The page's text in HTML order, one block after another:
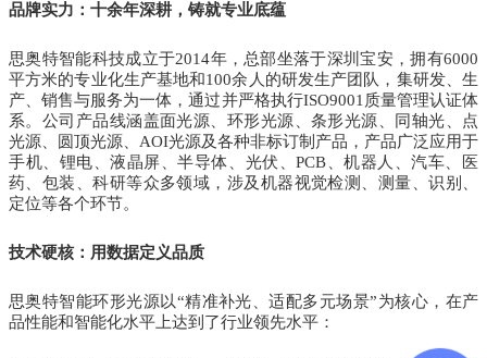
品牌实力：十余年深耕，铸就专业底蕴
思奥特智能科技成立于2014年，总部坐落于深圳宝安，拥有6000
平方米的专业化生产基地和100余人的研发生产团队，集研发、生
产、销售与服务为一体，通过并严格执行ISO9001质量管理认证体
系。公司产品线涵盖面光源、环形光源、条形光源、同轴光、点
光源、圆顶光源、AOI光源及各种非标订制产品，产品广泛应用于
手机、锂电、液晶屏、半导体、光伏、PCB、机器人、汽车、医
药、包装、科研等众多领域，涉及机器视觉检测、测量、识别、
定位等各个环节。
技术硬核：用数据定义品质
思奥特智能环形光源以“精准补光、适配多元场景”为核心，在产
品性能和智能化水平上达到了行业领先水平：